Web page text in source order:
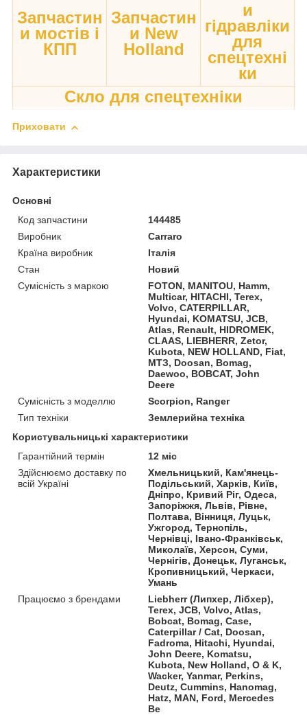
Запчастин
и мостів і
КПП
Запчастин
и New
Holland
и
гідравліки
для
спецтехні
ки
Скло для спецтехніки
Приховати
Характеристики
Основні
Код запчастини
144485
Виробник
Carraro
Країна виробник
Італія
Стан
Новий
Сумісність з маркою
FOTON, MANITOU, Hamm,
Multicar, HITACHI, Terex,
Volvo, CATERPILLAR,
Hyundai, KOMATSU, JCB,
Atlas, Renault, HIDROMEK,
CLAAS, LIEBHERR, Zetor,
Kubota, NEW HOLLAND, Fiat,
МТЗ, Doosan, Bomag,
Daewoo, BOBCAT, John
Deere
Сумісність з моделлю
Scorpion, Ranger
Тип техніки
Землерийна техніка
Користувальницькі характеристики
Гарантійний термін
12 міс
Здійснюємо доставку по
всій Україні
Хмельницький, Кам'янець-
Подільський, Харків, Київ,
Дніпро, Кривий Ріг, Одеса,
Запоріжжя, Львів, Рівне,
Полтава, Вінниця, Луцьк,
Ужгород, Тернопіль,
Чернівці, Івано-Франківськ,
Миколаїв, Херсон, Суми,
Чернігів, Донецьк, Луганськ,
Кропивницький, Черкаси,
Умань
Працюємо з брендами
Liebherr (Липхер, Лібхер),
Terex, JCB, Volvo, Atlas,
Bobcat, Bomag, Case,
Caterpillar / Cat, Doosan,
Fadroma, Hitachi, Hyundai,
John Deere, Komatsu,
Kubota, New Holland, O & K,
Wacker, Yanmar, Perkins,
Deutz, Cummins, Hanomag,
Hatz, MAN, Ford, Mercedes
Be